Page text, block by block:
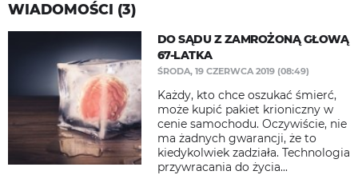
WIADOMOŚCI (3)
DO SĄDU Z ZAMROŻONĄ GŁOWĄ
67-LATKA
ŚRODA, 19 CZERWCA 2019 (08:49)
Każdy, kto chce oszukać śmierć,
może kupić pakiet krioniczny w
cenie samochodu. Oczywiście, nie
ma żadnych gwarancji, że to
kiedykolwiek zadziała. Technologia
przywracania do życia...